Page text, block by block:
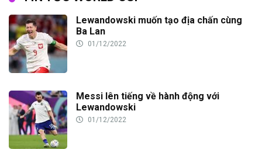
Lewandowski muốn tạo địa chấn cùng
Ba Lan
01/12/2022
Messi lên tiếng về hành động với
Lewandowski
01/12/2022